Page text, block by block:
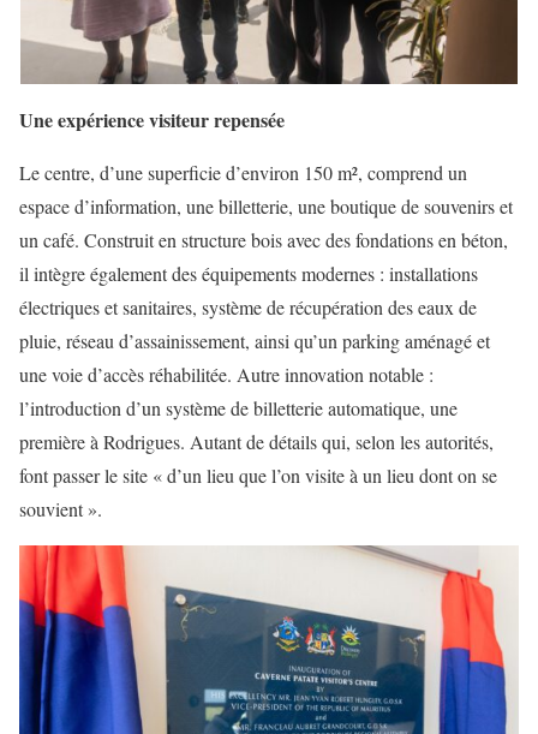
Une expérience visiteur repensée
Le centre, d’une superficie d’environ 150 m², comprend un
espace d’information, une billetterie, une boutique de souvenirs et
un café. Construit en structure bois avec des fondations en béton,
il intègre également des équipements modernes : installations
électriques et sanitaires, système de récupération des eaux de
pluie, réseau d’assainissement, ainsi qu’un parking aménagé et
une voie d’accès réhabilitée. Autre innovation notable :
l’introduction d’un système de billetterie automatique, une
première à Rodrigues. Autant de détails qui, selon les autorités,
font passer le site « d’un lieu que l’on visite à un lieu dont on se
souvient ».